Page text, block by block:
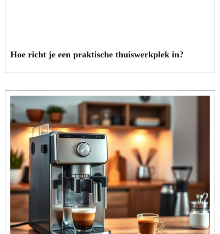
Hoe richt je een praktische thuiswerkplek in?